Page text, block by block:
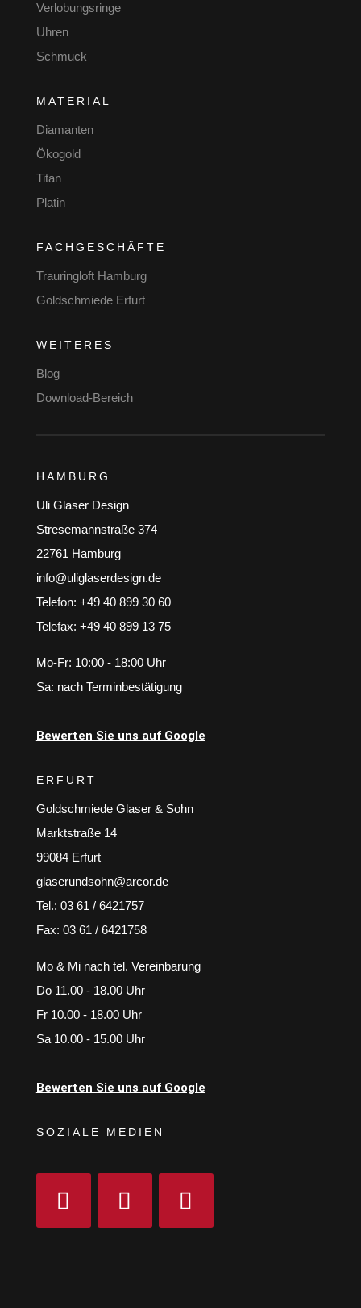
Verlobungsringe
Uhren
Schmuck
MATERIAL
Diamanten
Ökogold
Titan
Platin
FACHGESCHÄFTE
Trauringloft Hamburg
Goldschmiede Erfurt
WEITERES
Blog
Download-Bereich
HAMBURG
Uli Glaser Design
Stresemannstraße 374
22761 Hamburg
info@uliglaserdesign.de
Telefon: +49 40 899 30 60
Telefax: +49 40 899 13 75
Mo-Fr: 10:00 - 18:00 Uhr
Sa: nach Terminbestätigung
Bewerten Sie uns auf Google
ERFURT
Goldschmiede Glaser & Sohn
Marktstraße 14
99084 Erfurt
glaserundsohn@arcor.de
Tel.: 03 61 / 6421757
Fax: 03 61 / 6421758
Mo & Mi nach tel. Vereinbarung
Do 11.00 - 18.00 Uhr
Fr 10.00 - 18.00 Uhr
Sa 10.00 - 15.00 Uhr
Bewerten Sie uns auf Google
SOZIALE MEDIEN